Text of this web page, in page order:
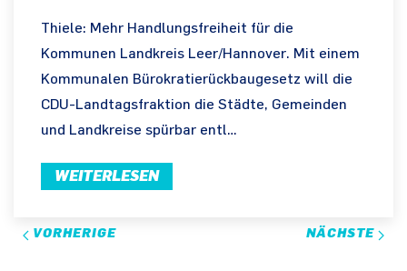
Thiele: Mehr Handlungsfreiheit für die
Kommunen Landkreis Leer/Hannover. Mit einem
Kommunalen Bürokratierückbaugesetz will die
CDU-Landtagsfraktion die Städte, Gemeinden
und Landkreise spürbar entl…
WEITERLESEN
VORHERIGE NÄCHSTE